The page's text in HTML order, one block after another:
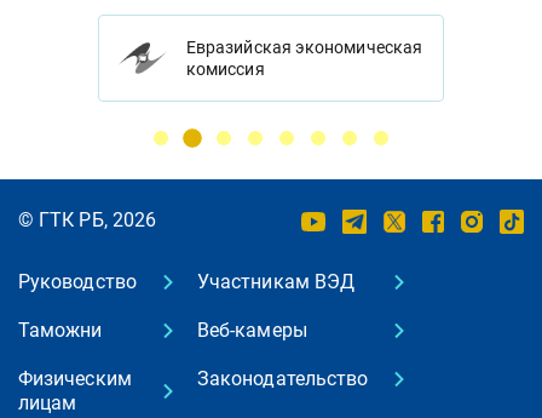
Евразийская экономическая
комиссия
© ГТК РБ, 2026
Руководство
Таможни
Физическим
лицам
Участникам ВЭД
Веб-камеры
Законодательство